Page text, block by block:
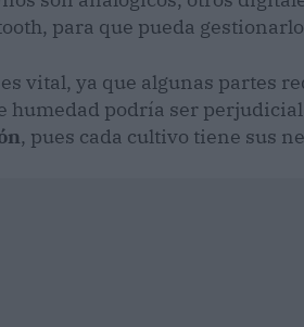
para que pueda
vital, ya que algunas partes
humedad podría ser
, pues cada cultivo tiene sus